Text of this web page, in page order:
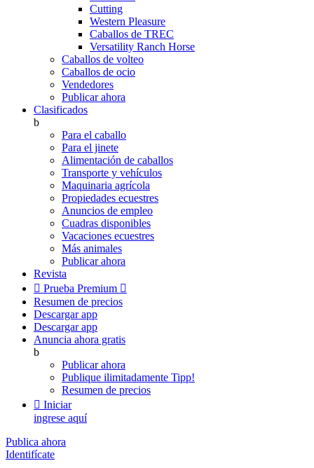
Cutting
Western Pleasure
Caballos de TREC
Versatility Ranch Horse
Caballos de volteo
Caballos de ocio
Vendedores
Publicar ahora
Clasificados
b
Para el caballo
Para el jinete
Alimentación de caballos
Transporte y vehículos
Maquinaria agrícola
Propiedades ecuestres
Anuncios de empleo
Cuadras disponibles
Vacaciones ecuestres
Más animales
Publicar ahora
Revista
 Prueba Premium 
Resumen de precios
Descargar app
Descargar app
Anuncia ahora gratis
b
Publicar ahora
Publique ilimitadamente Tipp!
Resumen de precios
 Iniciar
ingrese aquí
Publica ahora
Identifícate